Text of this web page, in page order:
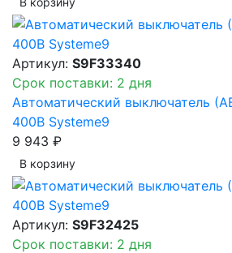
Артикул: S9F33340
Срок поставки: 2 дня
Автоматический выключатель
400В Systeme9
9 943 ₽
В корзинy
Артикул: S9F32425
Срок поставки: 2 дня